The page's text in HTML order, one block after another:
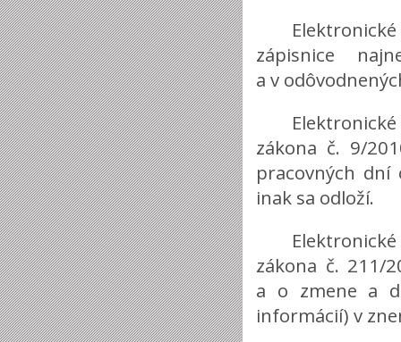
zápisnice
a v
zákona č. 9/
pracovných dní
inak sa odloží.
zákona č. 211/
a o zmene a
informácií) v